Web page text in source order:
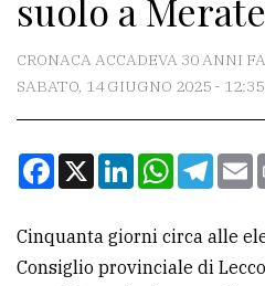
La
Scrivici
la
pubblicità
suolo a
CRONACA ACCADEVA 30 ANNI FA
SABATO, 14 GIUGNO 2025 - 12:35
Facebook
X LinkedInWhatsApp
Cinquanta giorni circa alle
Consiglio provinciale di